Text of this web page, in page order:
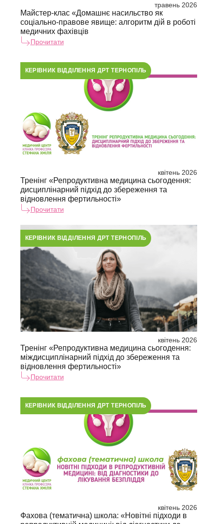
травень 2026
Майстер-клас «Домашнє насильство як
соціально-правове явище: алгоритм дій в роботі
медичних фахівців
Прочитати
КЕРІВНИК ВІДДІЛЕННЯ ДРТ ТЕРНОПІЛЬ
квітень 2026
Тренінг «Репродуктивна медицина сьогодення:
дисциплінарний підхід до збереження та
відновлення фертильності»
Прочитати
КЕРІВНИК ВІДДІЛЕННЯ ДРТ ТЕРНОПІЛЬ
квітень 2026
Тренінг «Репродуктивна медицина сьогодення:
міждисциплінарний підхід до збереження та
відновлення фертильності»
Прочитати
КЕРІВНИК ВІДДІЛЕННЯ ДРТ ТЕРНОПІЛЬ
квітень 2026
Фахова (тематична) школа: «Новітні підходи в